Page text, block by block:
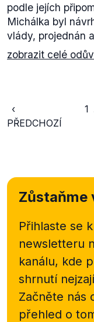
podle jejích
Michálka byl
vlády, projednán
zobrazit celé
‹
PŘEDCHOZÍ
1
Zůstaňme
Přihlaste se
newsletteru
kanálu, kde
shrnutí
Začněte nás
přehled o